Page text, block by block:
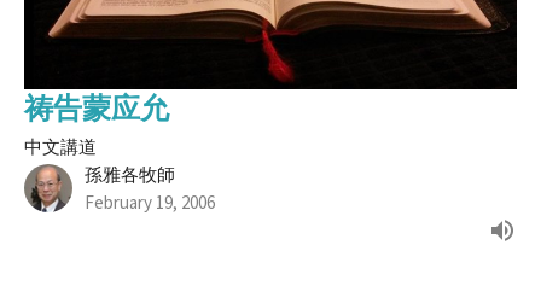
祷告蒙应允
中文講道
孫雅各牧師
February 19, 2006